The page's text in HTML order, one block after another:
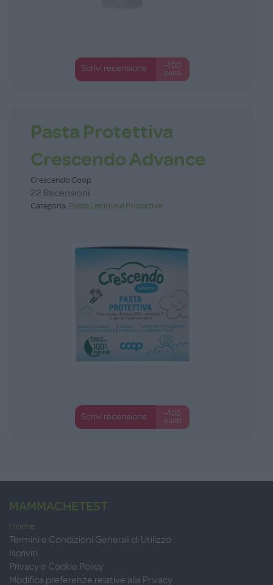
Scrivi recensione
+100
punti
Pasta Protettiva
Crescendo Advance
Crescendo Coop
22 Recensioni
Categoria: Paste Lenitive e Protettive
Scrivi recensione
+100
punti
MAMMACHETEST
Home
Termini e Condizioni Generali di Utilizzo
Iscriviti
Privacy e Cookie Policy
Modifica preferenze relative alla Privacy